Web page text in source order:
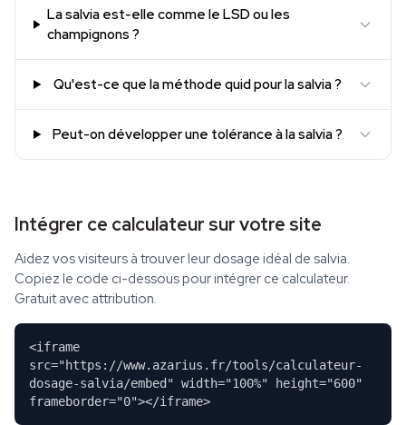
La salvia est-elle comme le LSD ou les
champignons ?
Qu'est-ce que la méthode quid pour la salvia ?
Peut-on développer une tolérance à la salvia ?
Intégrer ce calculateur sur votre site
Aidez vos visiteurs à trouver leur dosage idéal de salvia.
Copiez le code ci-dessous pour intégrer ce calculateur.
Gratuit avec attribution.
<iframe
src="https://www.azarius.fr/tools/calculateur-
dosage-salvia/embed" width="100%" height="600"
frameborder="0"></iframe>